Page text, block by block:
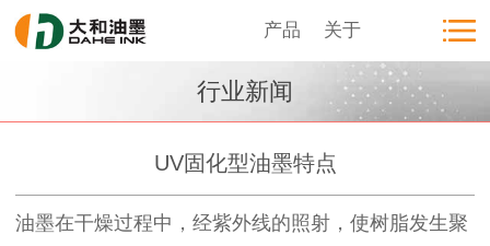
产品 关于
行业新闻
UV固化型油墨特点
油墨在干燥过程中，经紫外线的照射，使树脂发生聚